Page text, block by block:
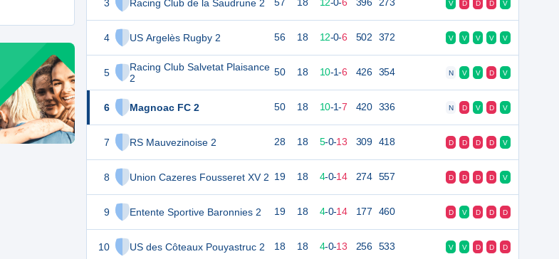
3 Racing Club de la Saudrune 2
4 US Argelès Rugby 2
5
Racing Club Salvetat Plaisance
2
6 Magnoac FC 2
7 RS Mauvezinoise 2
8 Union Cazeres Fousseret XV 2
9 Entente Sportive Baronnies 2
10 US des Côteaux Pouyastruc 2
57 18 12-0-6 396 273 V D D D V
56 18 12-0-6 502 372 V V V V V
50 18 10-1-6 426 354 N V V D V
50 18 10-1-7 420 336 N D V D V
28 18 5-0-13 309 418 D D D D V
19 18 4-0-14 274 557 D D D D V
19 18 4-0-14 177 460 D V D D D
18 18 4-0-13 256 533 V V D D D